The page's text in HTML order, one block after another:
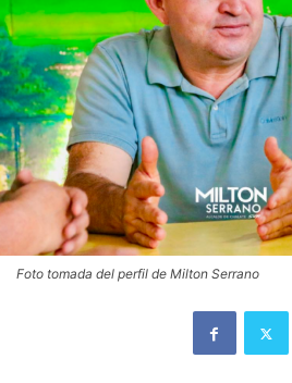
Foto tomada del perfil de Milton Serrano